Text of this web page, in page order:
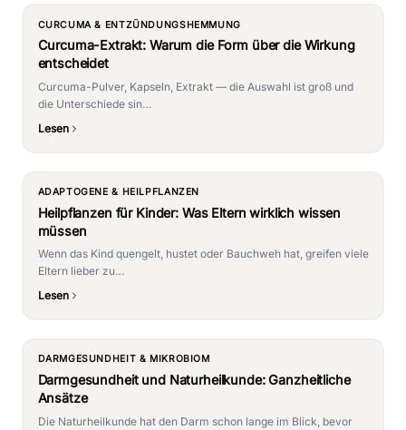
CURCUMA & ENTZÜNDUNGSHEMMUNG
Curcuma-Extrakt: Warum die Form über die Wirkung
entscheidet
Curcuma-Pulver, Kapseln, Extrakt — die Auswahl ist groß und
die Unterschiede sin…
Lesen
ADAPTOGENE & HEILPFLANZEN
Heilpflanzen für Kinder: Was Eltern wirklich wissen
müssen
Wenn das Kind quengelt, hustet oder Bauchweh hat, greifen viele
Eltern lieber zu…
Lesen
DARMGESUNDHEIT & MIKROBIOM
Darmgesundheit und Naturheilkunde: Ganzheitliche
Ansätze
Die Naturheilkunde hat den Darm schon lange im Blick, bevor